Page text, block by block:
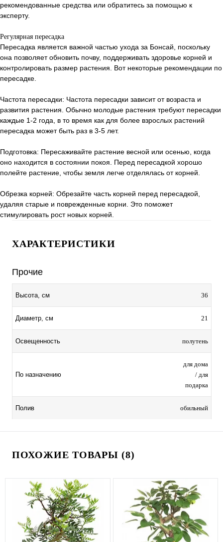
рекомендованные средства или обратитесь за помощью к
эксперту.
Регулярная пересадка
Пересадка является важной частью ухода за Бонсай, поскольку
она позволяет обновить почву, поддерживать здоровье корней и
контролировать размер растения. Вот некоторые рекомендации по
пересадке.
Частота пересадки: Частота пересадки зависит от возраста и
развития растения. Обычно молодые растения требуют пересадки
каждые 1-2 года, в то время как для более взрослых растений
пересадка может быть раз в 3-5 лет.
Подготовка: Пересаживайте растение весной или осенью, когда
оно находится в состоянии покоя. Перед пересадкой хорошо
полейте растение, чтобы земля легче отделялась от корней.
Обрезка корней: Обрезайте часть корней перед пересадкой,
удаляя старые и поврежденные корни. Это поможет
стимулировать рост новых корней.
ХАРАКТЕРИСТИКИ
Прочие
Высота, см 36
Диаметр, см 21
Освещенность полутень
По назначению
для дома
/ для
подарка
Полив обильный
ПОХОЖИЕ ТОВАРЫ (8)